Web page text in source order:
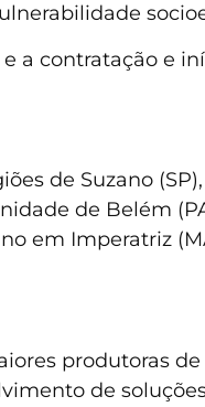
a contratação e
de Suzano
de Belém
em Imperatriz
produtoras
de